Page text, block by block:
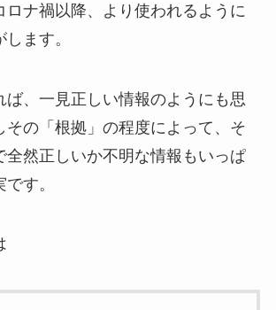
ロナ禍以降、より使われるように
ます。
ば、一見正しい情報のようにも思
その「根拠」の程度によって、そ
全然正しいか不明な情報もいっぱ
す。